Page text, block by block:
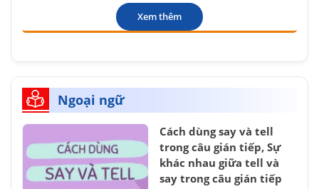
Xem thêm
Ngoại ngữ
Cách dùng say và tell
trong câu gián tiếp, Sự
khác nhau giữa tell và
say trong câu gián tiếp